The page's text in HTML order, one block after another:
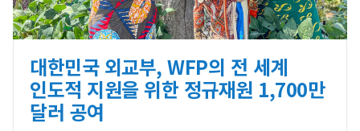
대한민국 외교부, WFP의 전 세계
인도적 지원을 위한 정규재원 1,700만
달러 공여